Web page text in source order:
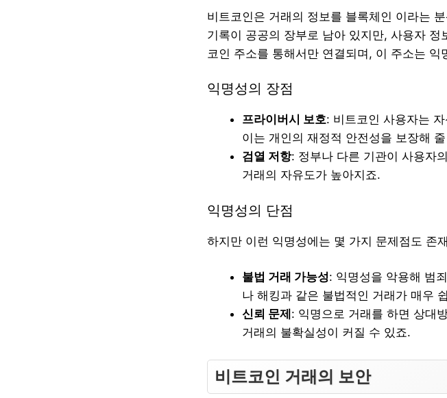
비트코인은 거래의 정보를 블록체인 이라는
기록이 공공의 장부로 남아 있지만, 사용자
코인 주소를 통해서만 연결되며, 이 주소는 익
익명성의 장점
프라이버시 보호: 비트코인 사용자는
이는 개인의 재정적 안전성을 보장해
검열 저항: 정부나 다른 기관이 사용자
거래의 자유도가 높아지죠.
익명성의 단점
하지만 이런 익명성에는 몇 가지 문제점도 존
불법 거래 가능성: 익명성을 악용해 범
나 해킹과 같은 불법적인 거래가 매우
신뢰 문제 : 익명으로 거래를 하면 상대
거래의 불확실성이 커질 수 있죠.
비트코인 거래의 보안